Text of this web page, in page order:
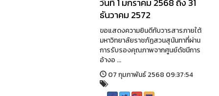
วันที่ 1 มกราคม 2568 ถึง 31
ธันวาคม 2572
ขอแสดงความยินดีกับวารสารภายใต้
มหาวิทยาลัยราชภัฏสวนสุนันทาที่ผ่าน
การรับรองคุณภาพจากศูนย์ดัชนีการ
อ้างอ ...
07 กุมภาพันธ์ 2568 09:37:54